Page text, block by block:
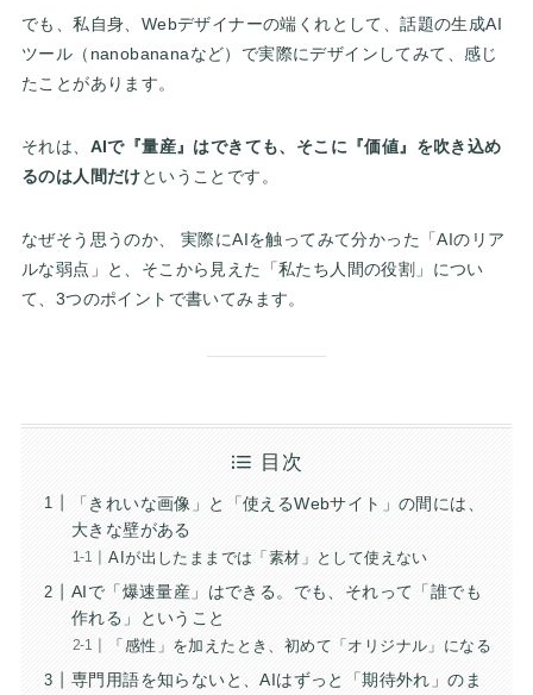
でも、私自身、Webデザイナーの端くれとして、話題の生成AI
ツール（nanobananaなど）で実際にデザインしてみて、感じ
たことがあります。
それは、 AIで『量産』はできても、そこに『価値』を吹き込め
るのは人間だけということです。
なぜそう思うのか、 実際にAIを触ってみて分かった「AIのリア
ルな弱点」と、そこから見えた「私たち人間の役割」につい
て、3つのポイントで書いてみます。
目次
「きれいな画像」と「使えるWebサイト」の間には、
大きな壁がある
AIが出したままでは「素材」として使えない
AIで「爆速量産」はできる。でも、それって「誰でも
作れる」ということ
「感性」を加えたとき、初めて「オリジナル」になる
専門用語を知らないと、AIはずっと「期待外れ」のま